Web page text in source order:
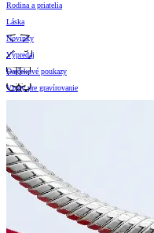
Rodina a priatelia
Láska
Novinky
Výpredaj
Darčekové poukazy
Vzory pre gravírovanie